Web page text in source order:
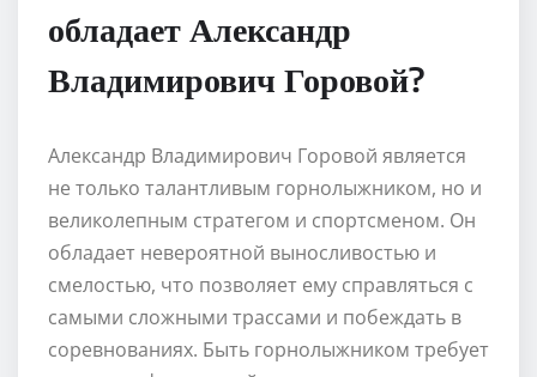
обладает Александр
Владимирович Горовой?
Александр Владимирович Горовой является
не только талантливым горнолыжником, но и
великолепным стратегом и спортсменом. Он
обладает невероятной выносливостью и
смелостью, что позволяет ему справляться с
самыми сложными трассами и побеждать в
соревнованиях. Быть горнолыжником требует